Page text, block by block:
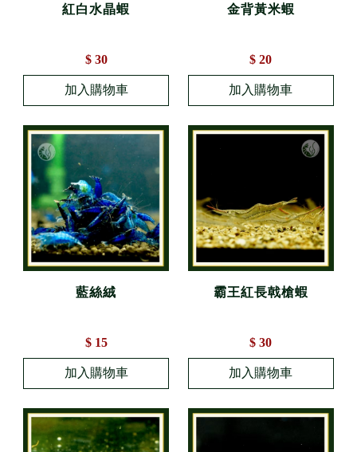
紅白水晶蝦
$ 30
金背黃米蝦
$ 20
藍絲絨
$ 15
霸王紅長戟槍蝦
$ 30